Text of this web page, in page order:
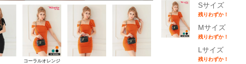
コーラルオレンジ
Sサイズ
残りわずか！
Mサイズ
残りわずか！
Lサイズ
残りわずか！